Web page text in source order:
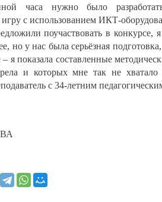
часа нужно было
с использованием ИКТ-
поучаствовать в конкурсе,
но у нас была серьёзная
– я показала составленные
и которых мне так не хватало
с 34-летним